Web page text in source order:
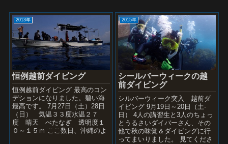
2013年
恒例越前ダイビング
恒例越前ダイビング 最高のコン
デションになりました。碧い海
最高です。 7月27日（土）28日
（日） 気温３３度水温２７
度 晴天 べたなぎ 透明度１
０～１５ｍ ここ数日、沖縄のよ
2015年
シールバーウィークの越
前ダイビング
シルバーウィーク突入 越前ダ
イビング 9月19日～20日（土-
日） 4人の講習生と3人のちょっ
とうるさいダイバーさん、その
他で秋の味覚＆ダイビングに行
ってまいりました。 見てくださ